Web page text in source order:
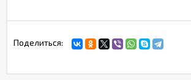
Поделиться: